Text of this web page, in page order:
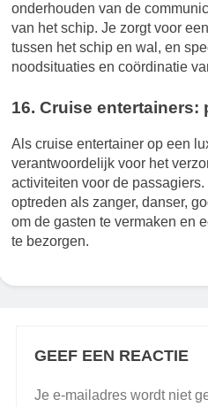
onderhouden van de
van het schip. Je zorgt voor
tussen het schip en wal, en
noodsituaties en coördinatie
16. Cruise entertainers:
Als cruise entertainer op een
verantwoordelijk voor het
activiteiten voor de
optreden als zanger, danser,
om de gasten te vermaken en
te bezorgen.
GEEF EEN REACTIE
Je e-mailadres wordt niet